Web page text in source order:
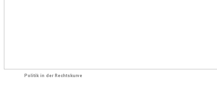
Politik in der Rechtskurve